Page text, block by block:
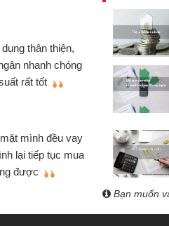
định cầm cố chiếc xe wave
vay tiền bằng CMND online
tiện lợi, sẽ giới thiệu cho bạn
nhỏ lẻ nhiều lúc cần vốn nhập
qua bạn bè giới thiệu tôi đã giải
mình nhanh chóng
Bạn muốn